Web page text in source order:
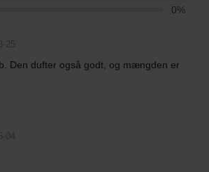
0%
25
Den dufter også godt, og mængden er
04